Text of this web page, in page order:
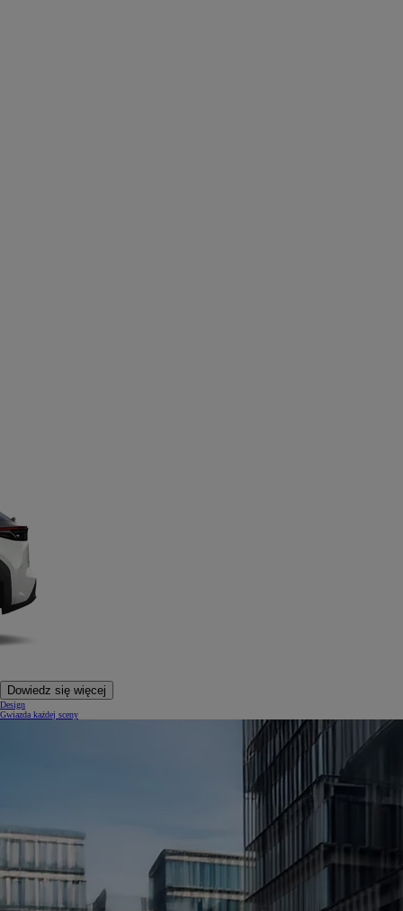
Dowiedz się więcej
Design
Gwiazda każdej sceny